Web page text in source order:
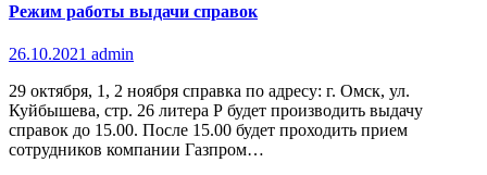
Режим работы выдачи справок
26.10.2021 admin
29 октября, 1, 2 ноября справка по адресу: г. Омск, ул.
Куйбышева, стр. 26 литера Р будет производить выдачу
справок до 15.00. После 15.00 будет проходить прием
сотрудников компании Газпром…